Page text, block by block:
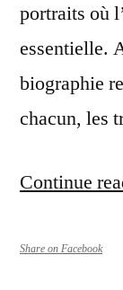
portraits où
essentielle.
biographie
chacun, les
Continue
Share on Facebook